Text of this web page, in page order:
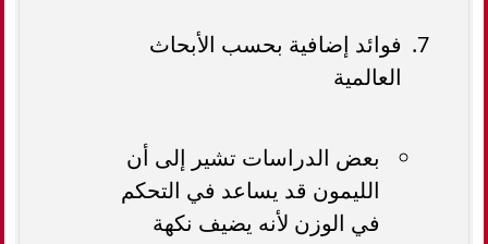
فوائد إضافية بحسب الأبحاث
العالمية
بعض الدراسات تشير إلى أن
الليمون قد يساعد في التحكم
في الوزن لأنه يضيف نكهة